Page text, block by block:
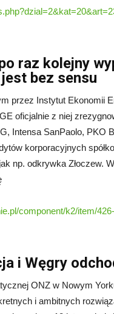
raz kolejny
bez sensu
przez Instytut Ekonomii
oficjalnie z niej
Intensa SanPaolo, PKO
korporacyjnych
np. odkrywka Złoczew.
component/k2/item/
i Węgry
ONZ w Nowym
i ambitnych